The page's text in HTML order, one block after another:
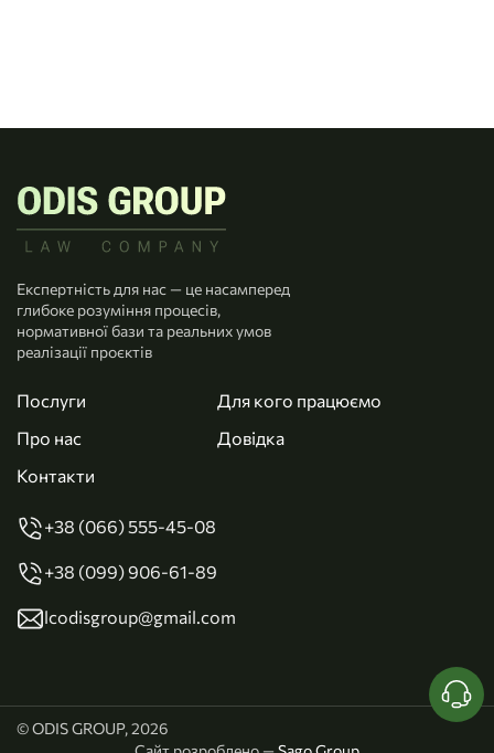
Експертність для нас — це насамперед
глибоке розуміння процесів,
нормативної бази та реальних умов
реалізації проєктів
Послуги
Для кого працюємо
Про нас
Довідка
Контакти
+38 (066) 555-45-08
+38 (099) 906-61-89
lcodisgroup@gmail.com
© ODIS GROUP, 2026